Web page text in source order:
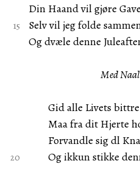
Din Haand vil gjøre
Selv vil jeg folde
Og dvæle denne
Med
Gid alle Livets bittre
Maa fra dit Hjerte
Forvandle sig dl
Og ikkun stikke